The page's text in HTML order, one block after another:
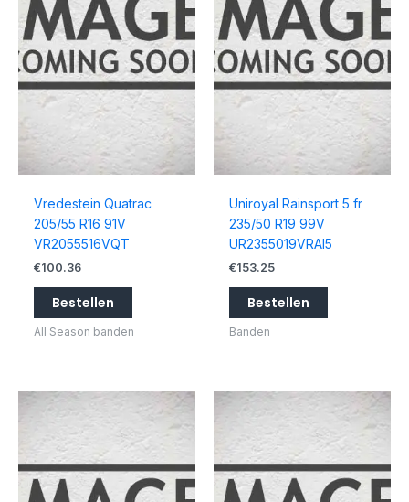
Vredestein Quatrac
205/55 R16 91V
VR2055516VQT
€100.36
Bestellen
All Season banden
Uniroyal Rainsport 5 fr
235/50 R19 99V
UR2355019VRAI5
€153.25
Bestellen
Banden